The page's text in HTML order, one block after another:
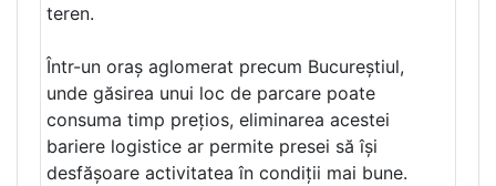
teren.
Într-un oraș aglomerat precum Bucureștiul,
unde găsirea unui loc de parcare poate
consuma timp prețios, eliminarea acestei
bariere logistice ar permite presei să își
desfășoare activitatea în condiții mai bune.